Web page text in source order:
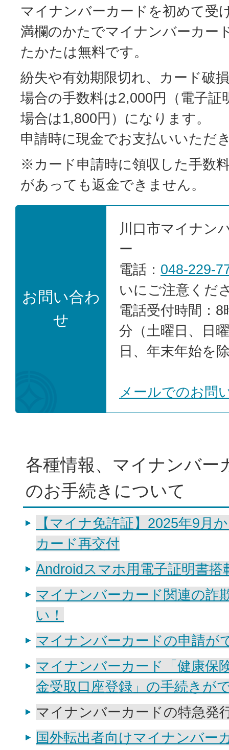
マイナンバーカードを初めて受
満欄のかたでマイナンバーカー
たかたは無料です。
紛失や有効期限切れ、カード破
場合の手数料は2,000円（電子証
場合は1,800円）になります。
申請時に現金でお支払いいただ
※カード申請時に領収した手数
があっても返金できません。
お問い合わ
せ
川口市マイナン
ー
電話： 048-229-
いにご注意くだ
電話受付時間：
分（土曜日、日
日、年末年始を
メールでのお問
各種情報、マイナンバー
のお手続きについて
【マイナ免許証】2025年9月
カード再交付
Androidスマホ用電子証明書搭
マイナンバーカード関連の詐
い！
マイナンバーカードの申請が
マイナンバーカード「健康保
金受取口座登録」の手続きが
マイナンバーカードの特急発
国外転出者向けマイナンバー